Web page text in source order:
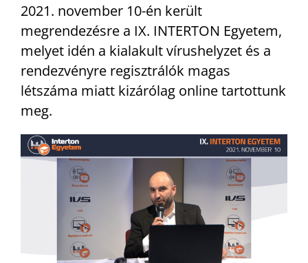
2021. november 10-én került
megrendezésre a IX. INTERTON Egyetem,
melyet idén a kialakult vírushelyzet és a
rendezvényre regisztrálók magas
létszáma miatt kizárólag online tartottunk
meg.